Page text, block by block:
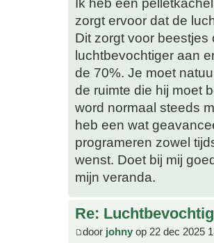
zorgt ervoor dat de
Dit zorgt voor
luchtbevochtiger aan
de 70%. Je moet
de ruimte die hij moet
word normaal steeds
heb een wat
programeren zowel
wenst. Doet bij mij
mijn veranda.
Re:
door johny op 22 dec 2025